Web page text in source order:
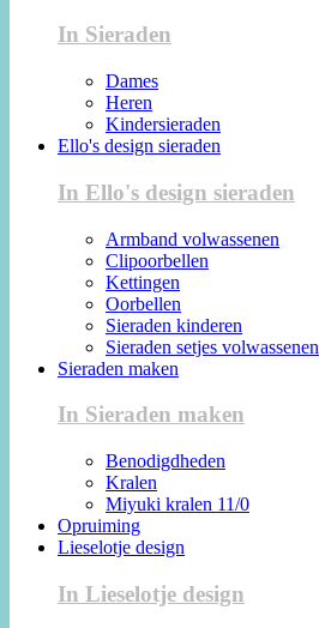
In Sieraden
Dames
Heren
Kindersieraden
Ello's design sieraden
In Ello's design sieraden
Armband volwassenen
Clipoorbellen
Kettingen
Oorbellen
Sieraden kinderen
Sieraden setjes volwassenen
Sieraden maken
In Sieraden maken
Benodigdheden
Kralen
Miyuki kralen 11/0
Opruiming
Lieselotje design
In Lieselotje design